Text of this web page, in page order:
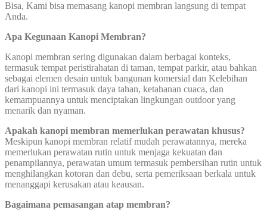
Bisa, Kami bisa memasang kanopi membran langsung di tempat
Anda.
Apa Kegunaan Kanopi Membran?
Kanopi membran sering digunakan dalam berbagai konteks,
termasuk tempat peristirahatan di taman, tempat parkir, atau bahkan
sebagai elemen desain untuk bangunan komersial dan Kelebihan
dari kanopi ini termasuk daya tahan, ketahanan cuaca, dan
kemampuannya untuk menciptakan lingkungan outdoor yang
menarik dan nyaman.
Apakah kanopi membran memerlukan perawatan khusus?
Meskipun kanopi membran relatif mudah perawatannya, mereka
memerlukan perawatan rutin untuk menjaga kekuatan dan
penampilannya, perawatan umum termasuk pembersihan rutin untuk
menghilangkan kotoran dan debu, serta pemeriksaan berkala untuk
menanggapi kerusakan atau keausan.
Bagaimana pemasangan atap membran?